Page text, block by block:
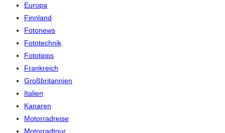
Europa
Finnland
Fotonews
Fototechnik
Fototipps
Frankreich
Großbritannien
Italien
Kanaren
Motorradreise
Motorradtour